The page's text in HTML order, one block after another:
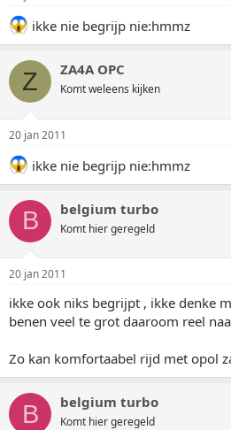
ikke nie begrijp nie:hmmz
Z ZA4A OPC
Komt weleens kijken
20 jan 2011
ikke nie begrijp nie:hmmz
B belgium turbo
Komt hier geregeld
20 jan 2011
ikke ook niks begrijpt , ikke denke
benen veel te grot daaroom reel
Zo kan komfortaabel rijd met opol
B belgium turbo
Komt hier geregeld